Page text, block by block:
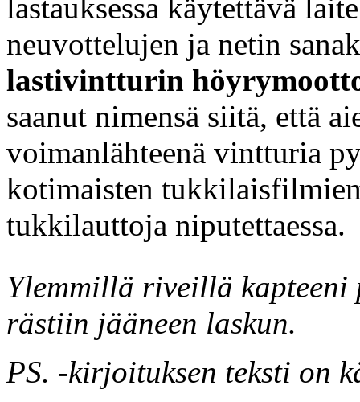
lastauksessa käytettävä
neuvottelujen ja netin
lastivintturin
saanut nimensä siitä, että
voimanlähteenä vintturia
kotimaisten
tukkilauttoja niputettaessa.
Ylemmillä riveillä kapteeni
rästiin jääneen laskun.
PS. -kirjoituksen teksti on